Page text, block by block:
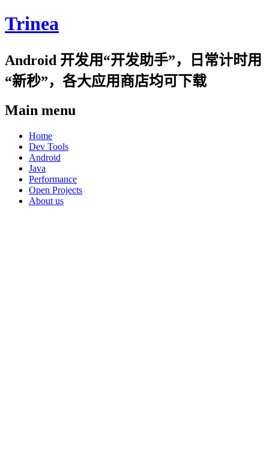
Trinea
Android 开发用“开发助手”，日常计时用
“新秒”，各大应用商店均可下载
Main menu
Skip
content
Home
Dev Tools
Android
Java
Performance
Open Projects
About us